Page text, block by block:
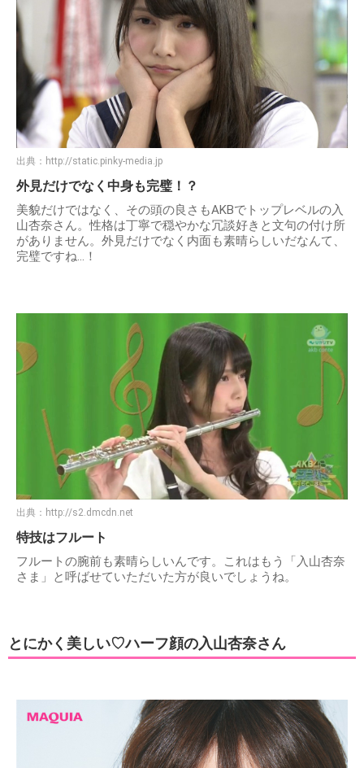
出典： http://static.pinky-media.jp
外見だけでなく中身も完璧！？
美貌だけではなく、その頭の良さもAKBでトップレベルの入
山杏奈さん。性格は丁寧で穏やかな冗談好きと文句の付け所
がありません。外見だけでなく内面も素晴らしいだなんて、
完璧ですね…！
出典： http://s2.dmcdn.net
特技はフルート
フルートの腕前も素晴らしいんです。これはもう「入山杏奈
さま」と呼ばせていただいた方が良いでしょうね。
とにかく美しい♡ハーフ顔の入山杏奈さん